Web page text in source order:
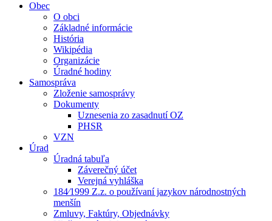
Obec
O obci
Základné informácie
História
Wikipédia
Organizácie
Úradné hodiny
Samospráva
Zloženie samosprávy
Dokumenty
Uznesenia zo zasadnutí OZ
PHSR
VZN
Úrad
Úradná tabuľa
Záverečný účet
Verejná vyhláška
184⁄1999 Z.z. o používaní jazykov národnostných
menšín
Zmluvy, Faktúry, Objednávky